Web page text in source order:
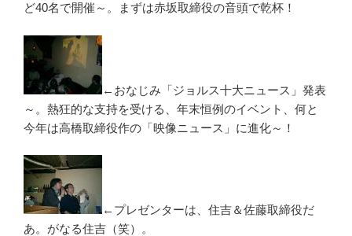
ど40名で開催～。まずは赤坂取締役の音頭で乾杯！
←おなじみ「ジョルス十大ニュース」発表
～。熱狂的な支持を受ける、年末恒例のイベント、何と
今年は高橋取締役作の「映像ニュース」に進化～！
←プレゼンターは、住吉＆佐藤取締役だ
あ。がなる住吉（笑）。